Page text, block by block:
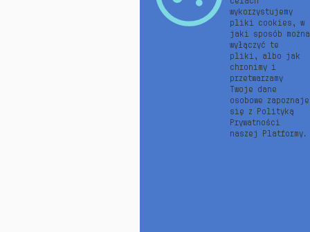
University
College
London,
wykładowca
Akademii
Leona
Koźmińskiego,
specjalista
w dziedzinie
generatywnej
AI, nasz
konsultant
wykorzystujemy
pliki cookies, w
jaki sposób można
wyłączyć te
pliki, albo jak
chronimy i
przetwarzamy
Twoje dane
osobowe zapoznaje
się z Polityką
Prywatności
naszej Platformy.